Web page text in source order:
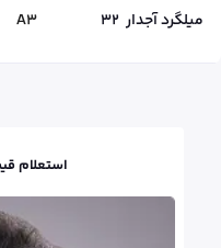
میلگرد آجدار 32
A3
استعلام